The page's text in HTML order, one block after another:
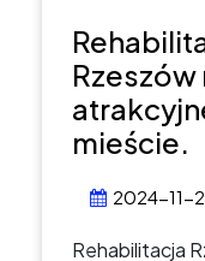
mieście.
2024-11-
Rehabilitacja